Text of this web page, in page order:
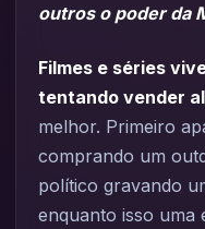
outros o poder da
Filmes e séries
tentando vender
melhor. Primeiro
comprando um
político gravando
enquanto isso uma